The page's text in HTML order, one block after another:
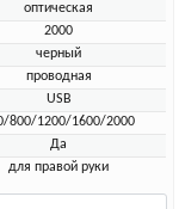
оптическая
2000
черный
проводная
USB
800/1200/1600/2000
Да
для правой руки